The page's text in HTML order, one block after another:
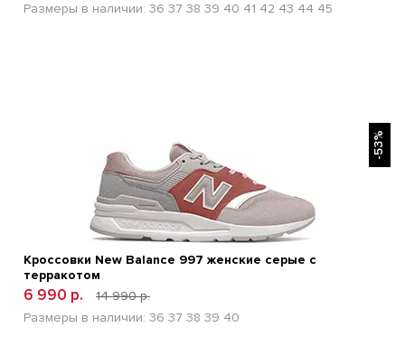
Размеры в наличии: 36 37 38 39 40 41 42 43 44 45
-53%
Кроссовки New Balance 997 женские серые с
терракотом
6 990 р.
14 990 р.
Размеры в наличии: 36 37 38 39 40